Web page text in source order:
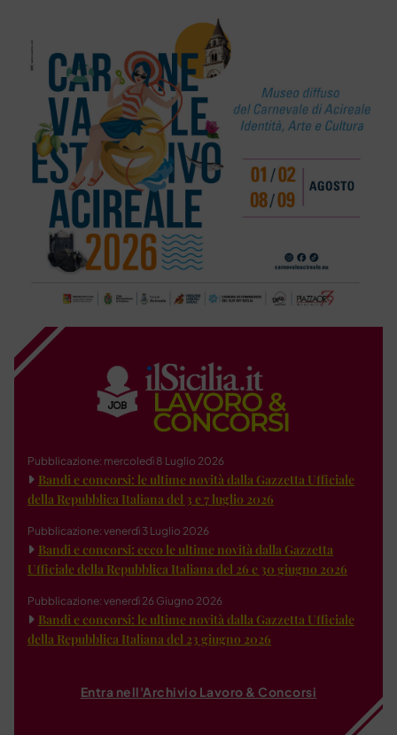
Pubblicazione: mercoledì 8 Luglio 2026
Bandi e concorsi: le ultime novità dalla Gazzetta Ufficiale
della Repubblica Italiana del 3 e 7 luglio 2026
Pubblicazione: venerdì 3 Luglio 2026
Bandi e concorsi: ecco le ultime novità dalla Gazzetta
Ufficiale della Repubblica Italiana del 26 e 30 giugno 2026
Pubblicazione: venerdì 26 Giugno 2026
Bandi e concorsi: le ultime novità dalla Gazzetta Ufficiale
della Repubblica Italiana del 23 giugno 2026
Entra nell'Archivio Lavoro & Concorsi